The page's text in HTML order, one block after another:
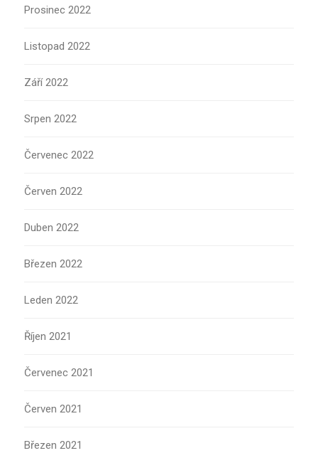
Prosinec 2022
Listopad 2022
Září 2022
Srpen 2022
Červenec 2022
Červen 2022
Duben 2022
Březen 2022
Leden 2022
Říjen 2021
Červenec 2021
Červen 2021
Březen 2021